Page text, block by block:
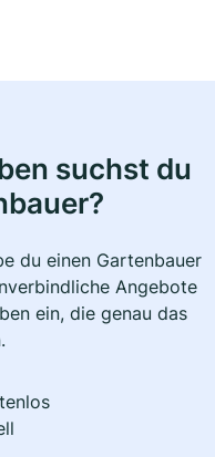
suchst du
du einen Gartenbauer
Angebote
ein, die genau das